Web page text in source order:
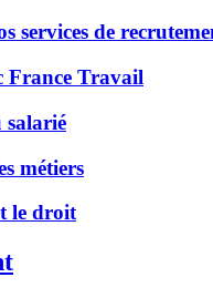
services de
France Travail
salarié
métiers
le droit